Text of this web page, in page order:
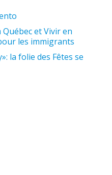
Québec et Vivir en
les immigrants
la folie des Fêtes se